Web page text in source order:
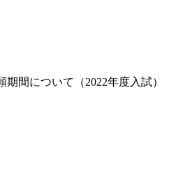
間について（2022年度入試）